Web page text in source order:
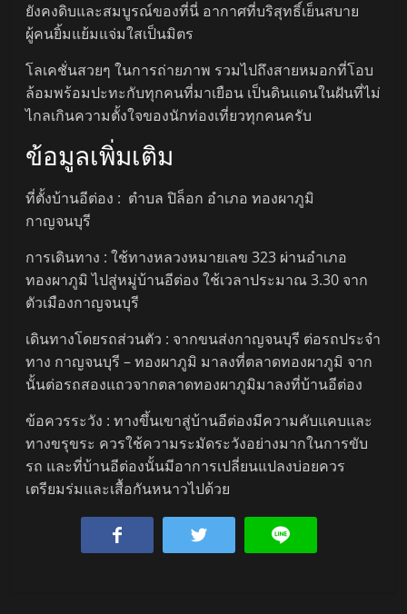
ยังคงดิบและสมบูรณ์ของที่นี่ อากาศที่บริสุทธิ์เย็นสบาย
ผู้คนยิ้มแย้มแจ่มใสเป็นมิตร
โลเคชั่นสวยๆ ในการถ่ายภาพ รวมไปถึงสายหมอกที่โอบ
ล้อมพร้อมปะทะกับทุกคนที่มาเยือน เป็นดินแดนในฝันที่ไม่
ไกลเกินความตั้งใจของนักท่องเที่ยวทุกคนครับ
ข้อมูลเพิ่มเติม
ที่ตั้งบ้านอีต่อง : ตำบล ปิล็อก อำเภอ ทองผาภูมิ
กาญจนบุรี
การเดินทาง : ใช้ทางหลวงหมายเลข 323 ผ่านอำเภอ
ทองผาภูมิ ไปสู่หมู่บ้านอีต่อง ใช้เวลาประมาณ 3.30 จาก
ตัวเมืองกาญจนบุรี
เดินทางโดยรถส่วนตัว : จากขนส่งกาญจนบุรี ต่อรถประจำ
ทาง กาญจนบุรี – ทองผาภูมิ มาลงที่ตลาดทองผาภูมิ จาก
นั้นต่อรถสองแถวจากตลาดทองผาภูมิมาลงที่บ้านอีต่อง
ข้อควรระวัง : ทางขึ้นเขาสู่บ้านอีต่องมีความคับแคบและ
ทางขรุขระ ควรใช้ความระมัดระวังอย่างมากในการขับ
รถ และที่บ้านอีต่องนั้นมีอาการเปลี่ยนแปลงบ่อยควร
เตรียมร่มและเสื้อกันหนาวไปด้วย